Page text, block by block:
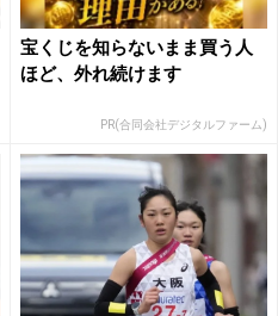
宝くじを知らないまま買う人
ほど、外れ続けます
PR(合同会社デジタルファーム)